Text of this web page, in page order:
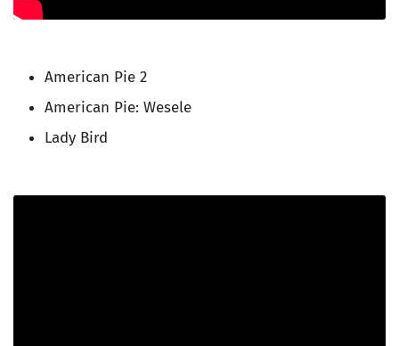
American Pie 2
American Pie: Wesele
Lady Bird